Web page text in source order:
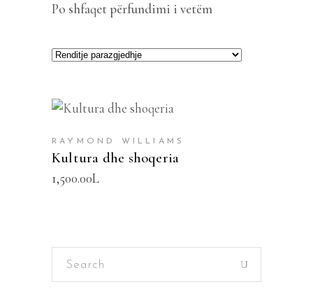
Po shfaqet përfundimi i vetëm
SHTOJE NË SHPORTË
RAYMOND WILLIAMS
Kultura dhe shoqeria
1,500.00L
Search